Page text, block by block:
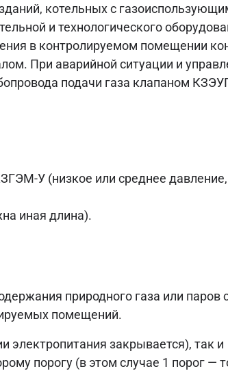
котельных с
и технологического
в контролируемом помещении
При аварийной ситуации и
подачи газа клапаном
У (низкое или среднее давление,
иная длина).
природного газа или
помещений.
электропитания закрывается), так и
порогу (в этом случае 1 порог —